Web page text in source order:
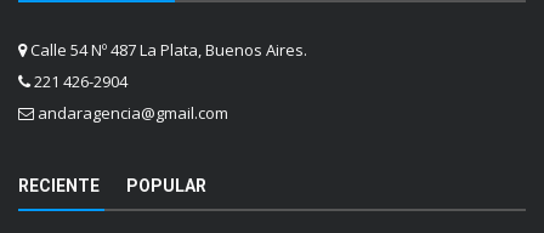
Calle 54 Nº 487 La Plata, Buenos Aires.
221 426-2904
andaragencia@gmail.com
RECIENTE POPULAR